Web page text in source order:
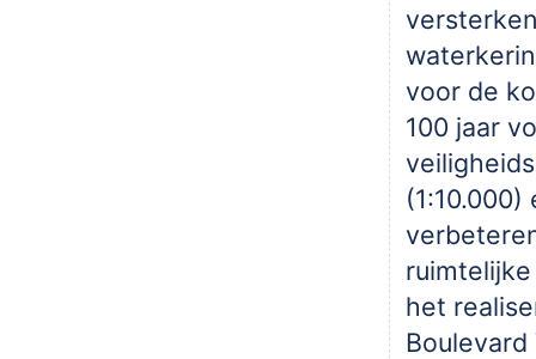
voor de
100 jaar
(1:10.000)
het
Boulevard